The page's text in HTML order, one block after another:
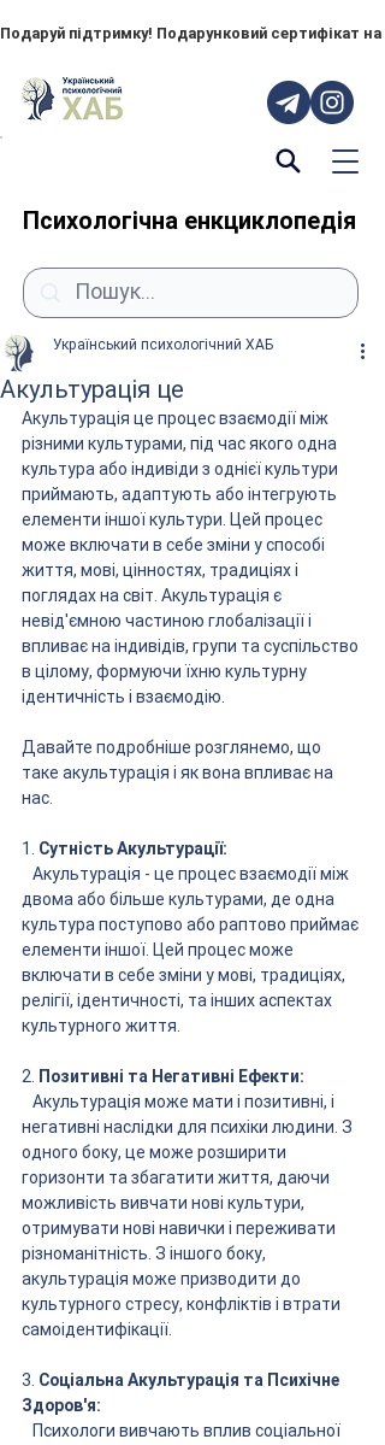
Подаруй підтримку! Подарунковий сертифікат
Психологічна енкциклопедія
Акультурація це
Український психологічний ХАБ
Акультурація це процес взаємодії між
різними культурами, під час якого одна
культура або індивіди з однієї культури
приймають, адаптують або інтегрують
елементи іншої культури. Цей процес
може включати в себе зміни у способі
життя, мові, цінностях, традиціях і
поглядах на світ. Акультурація є
невід'ємною частиною глобалізації і
впливає на індивідів, групи та суспільство
в цілому, формуючи їхню культурну
ідентичність і взаємодію.
Давайте подробніше розглянемо, що
таке акультурація і як вона впливає на
нас.
1. Сутність Акультурації:
двома або більше культурами, де одна
культура поступово або раптово приймає
елементи іншої. Цей процес може
включати в себе зміни у мові, традиціях,
релігії, ідентичності, та інших аспектах
культурного життя.
2.
Позитивні та Негативні Ефекти:
негативні наслідки для психіки людини. З
одного боку, це може розширити
горизонти та збагатити життя, даючи
можливість вивчати нові культури,
отримувати нові навички і переживати
різноманітність. З іншого боку,
акультурація може призводити до
культурного стресу, конфліктів і втрати
самоідентифікації.
3. Соціальна Акультурація та Психічне
Здоров'я: